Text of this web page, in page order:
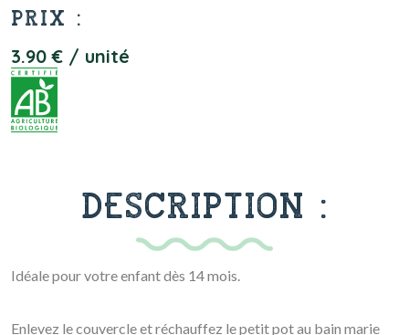
PRIX :
3.90 € / unité
DESCRIPTION :
Idéale pour votre enfant dès 14 mois.
Enlevez le couvercle et réchauffez le petit pot au bain marie